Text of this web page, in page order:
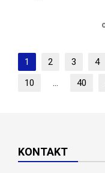
1 2 3 4
10
... 40
KONTAKT